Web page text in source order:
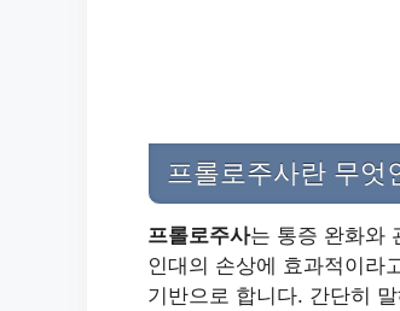
프롤로주사란 무엇
프롤로주사는 통증 완화와
인대의 손상에 효과적이라
기반으로 합니다. 간단히